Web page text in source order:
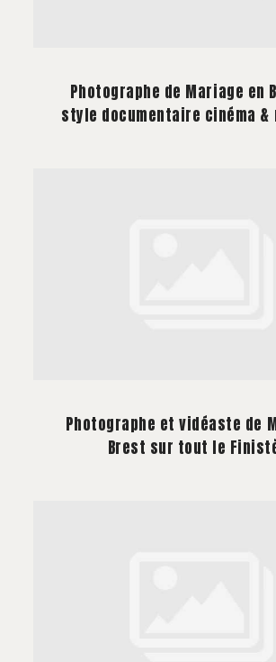
Photographe de Mariage en
style documentaire cinéma &
Photographe et vidéaste de
Brest sur tout le